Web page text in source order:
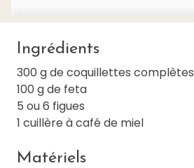
Ingrédients
300 g de coquillettes complètes
100 g de feta
5 ou 6 figues
1 cuillère à café de miel
Matériels